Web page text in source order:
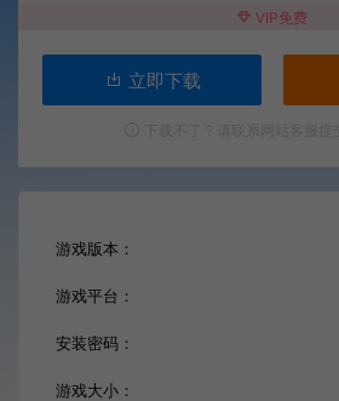
VIP免费
立即下载
游戏版本：
游戏平台：
安装密码：
游戏大小：